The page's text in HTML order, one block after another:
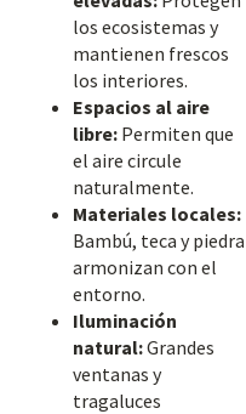
los ecosistemas y
mantienen frescos
los interiores.
Espacios al aire
libre: Permiten que
el aire circule
naturalmente.
Materiales locales:
Bambú, teca y piedra
armonizan con el
entorno.
Iluminación
natural:Grandes
ventanas y
tragaluces